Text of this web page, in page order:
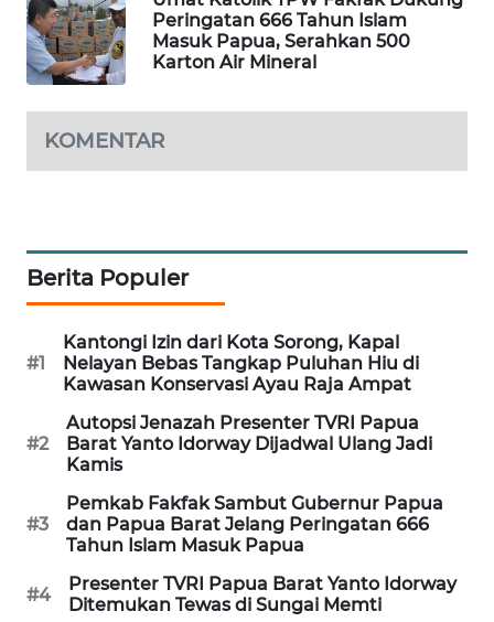
Peringatan 666 Tahun Islam
Masuk Papua, Serahkan 500
Karton Air Mineral
KOMENTAR
Berita Populer
#1
Kantongi Izin dari Kota Sorong, Kapal
Nelayan Bebas Tangkap Puluhan Hiu di
Kawasan Konservasi Ayau Raja Ampat
#2
Autopsi Jenazah Presenter TVRI Papua
Barat Yanto Idorway Dijadwal Ulang Jadi
Kamis
#3
Pemkab Fakfak Sambut Gubernur Papua
dan Papua Barat Jelang Peringatan 666
Tahun Islam Masuk Papua
#4
Presenter TVRI Papua Barat Yanto Idorway
Ditemukan Tewas di Sungai Memti
CILEUNGSI
NEWS
BERKAT
NEWS
ANUGERAH
AKHLAK
ID
PERAPKI
NEWS
SONYA
ASA